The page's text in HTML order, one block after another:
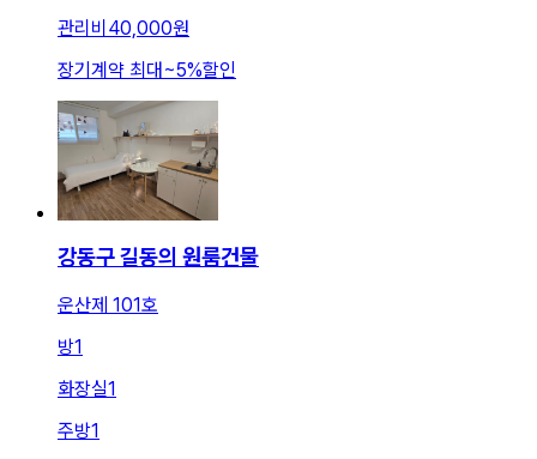
관리비 40,000원
장기계약 최대 ~5%할인
강동구 길동의 원룸건물
운산제 101호
방1
화장실1
주방1